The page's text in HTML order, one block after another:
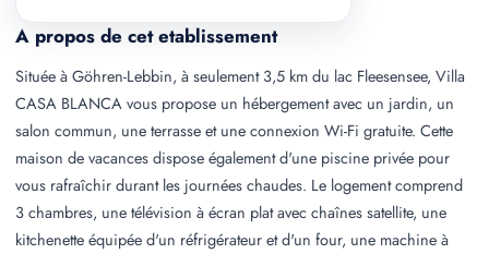
A propos de cet etablissement
Située à Göhren-Lebbin, à seulement 3,5 km du lac Fleesensee, Villa
CASA BLANCA vous propose un hébergement avec un jardin, un
salon commun, une terrasse et une connexion Wi-Fi gratuite. Cette
maison de vacances dispose également d'une piscine privée pour
vous rafraîchir durant les journées chaudes. Le logement comprend
3 chambres, une télévision à écran plat avec chaînes satellite, une
kitchenette équipée d'un réfrigérateur et d'un four, une machine à